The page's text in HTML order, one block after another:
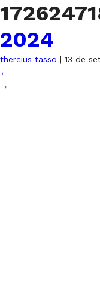
2024
thercius tasso | 13 de
←
→